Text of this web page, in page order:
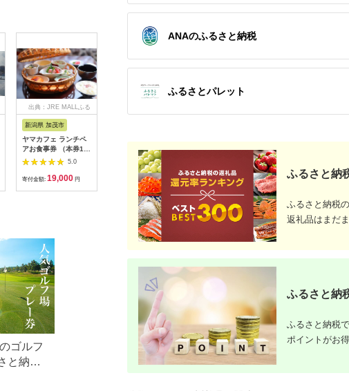
出典：JRE MALLふる
新潟県 加茂市
ヤマカフェ ランチペ
アお食事券 （本券1枚
で2名様ご利用）北越
の小京都の老舗割烹
「山重」料亭ランチペ
5.0
寄付金額: 19,000 円
験交流型メニュー)( 体
験 田舎 自然 松浦市
そば そば打ち )【D3-
5.0
寄付金額:33,000 円
さと旅行クーポン
（150,000円分）有効
期間3年（Eメール発
行）｜予約 宿泊 観光
体験 温泉 ホテル 旅館
チケット 子供 子連れ
カップル 家族 店頭 オ
ンライン ネット 電話
5.0
寄付金額:500,000円
（30,000円分
期間3年（Eメ
チケット 子供
カップル 家族
ンライン ネッ
寄付金額:
ゴルフ
と納税
ANAのふるさと納税
ふるさとパレット
ふるさと納
ふるさと納税
返礼品はまだ
ふるさと納
ふるさと納税
ポイントがお